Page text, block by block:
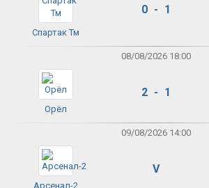
Спартак Тм
0 - 1
08/08/2026 18:00
Орёл
2 - 1
09/08/2026 14:00
Арсенал-2
V